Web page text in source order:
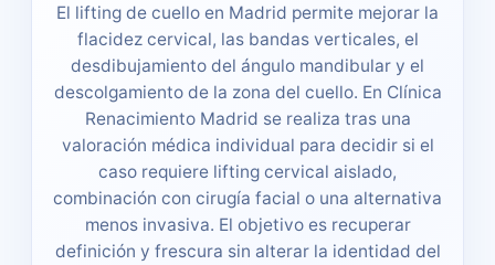
El lifting de cuello en Madrid permite mejorar la
flacidez cervical, las bandas verticales, el
desdibujamiento del ángulo mandibular y el
descolgamiento de la zona del cuello. En Clínica
Renacimiento Madrid se realiza tras una
valoración médica individual para decidir si el
caso requiere lifting cervical aislado,
combinación con cirugía facial o una alternativa
menos invasiva. El objetivo es recuperar
definición y frescura sin alterar la identidad del